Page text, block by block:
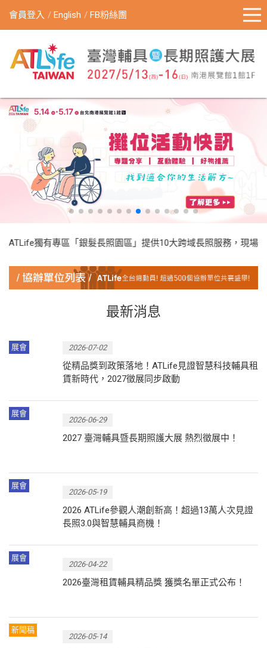
會員登入 English FB粉絲團
獨有專區「銀髮長照園區」提供10大跨域長照服務，現場並有
最新消息
展會 2026-07-02
從精品獎到政策落地！ATLife見證智慧科技輔具租
賃新時代，2027徵展同步啟動
展會
2026-06-29
2027 臺灣輔具暨長期照護大展 熱烈徵展中！
展會
2026-05-19
2026 ATLife參觀人潮創新高！超過13萬人次見證
長照3.0與智慧輔具商機！
展會
2026-04-22
2026臺灣租賃輔具精品獎 獲獎名單正式公布！
新聞稿
2026-05-14